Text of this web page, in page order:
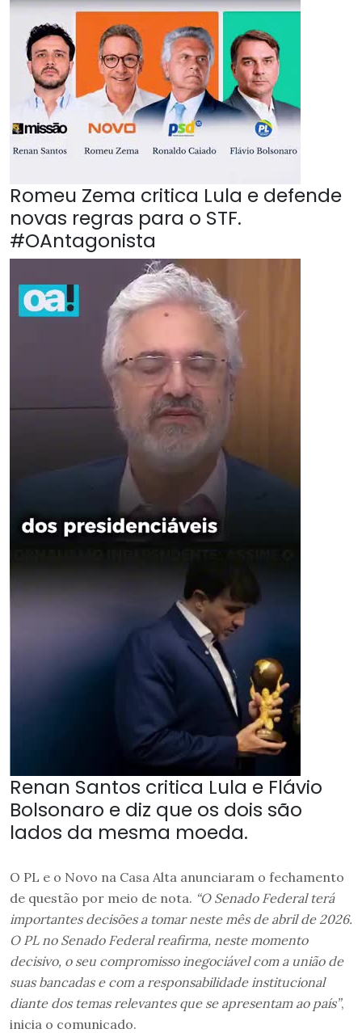
Romeu Zema critica Lula e defende
novas regras para o STF.
#OAntagonista
Renan Santos critica Lula e Flávio
Bolsonaro e diz que os dois são
lados da mesma moeda.
O PL e o Novo na Casa Alta anunciaram o fechamento
de questão por meio de nota. “O Senado Federal terá
importantes decisões a tomar neste mês de abril de 2026.
O PL no Senado Federal reafirma, neste momento
decisivo, o seu compromisso inegociável com a união de
suas bancadas e com a responsabilidade institucional
diante dos temas relevantes que se apresentam ao país”,
inicia o comunicado.